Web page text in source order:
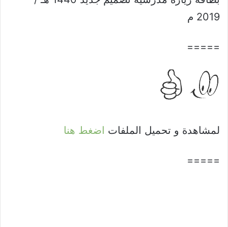
2019 م
=====
لمشاهدة و تحميل الملفات اضغط هنا
=====